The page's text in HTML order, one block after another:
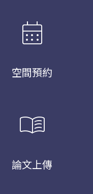
calendar_month
空間預約
menu_book
論文上傳